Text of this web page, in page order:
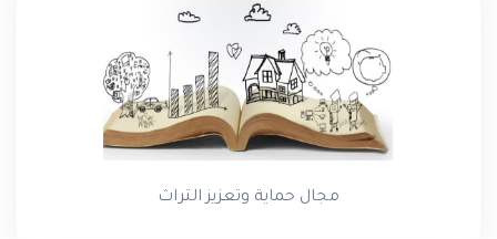
مجال حماية وتعزيز التراث